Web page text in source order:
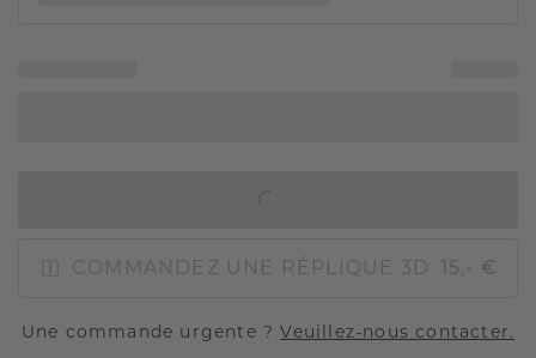
COMMANDEZ UNE RÉPLIQUE 3D 15,- €
Une commande urgente ?Veuillez-nous contacter.